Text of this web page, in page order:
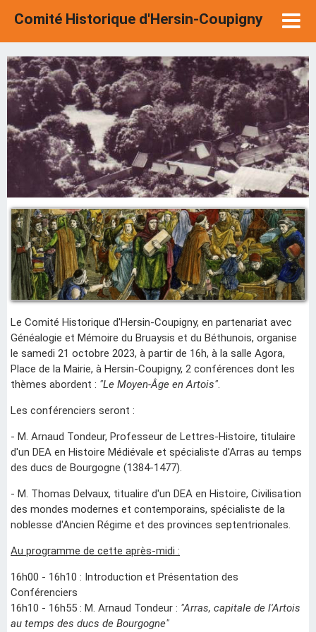
Comité Historique d'Hersin-Coupigny
Le Comité Historique d'Hersin-Coupigny, en partenariat avec
Généalogie et Mémoire du Bruaysis et du Béthunois, organise
le samedi 21 octobre 2023, à partir de 16h, à la salle Agora,
Place de la Mairie, à Hersin-Coupigny, 2 conférences dont les
thèmes abordent : "Le Moyen-Âge en Artois".
Les conférenciers seront :
- M. Arnaud Tondeur, Professeur de Lettres-Histoire, titulaire
d'un DEA en Histoire Médiévale et spécialiste d'Arras au temps
des ducs de Bourgogne (1384-1477).
- M. Thomas Delvaux, titualire d'un DEA en Histoire, Civilisation
des mondes modernes et contemporains, spécialiste de la
noblesse d'Ancien Régime et des provinces septentrionales.
Au programme de cette après-midi :
16h00 - 16h10 : Introduction et Présentation des
Conférenciers
16h10 - 16h55 : M. Arnaud Tondeur : "Arras, capitale de l'Artois
au temps des ducs de Bourgogne"